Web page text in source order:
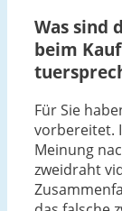
Was sind
beim
Für Sie
vorbereitet.
Meinung
zweidraht